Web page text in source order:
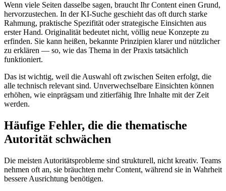
Wenn viele Seiten dasselbe sagen, braucht Ihr Content einen Grund,
hervorzustechen. In der KI-Suche geschieht das oft durch starke
Rahmung, praktische Spezifität oder strategische Einsichten aus
erster Hand. Originalität bedeutet nicht, völlig neue Konzepte zu
erfinden. Sie kann heißen, bekannte Prinzipien klarer und nützlicher
zu erklären — so, wie das Thema in der Praxis tatsächlich
funktioniert.
Das ist wichtig, weil die Auswahl oft zwischen Seiten erfolgt, die
alle technisch relevant sind. Unverwechselbare Einsichten können
erhöhen, wie einprägsam und zitierfähig Ihre Inhalte mit der Zeit
werden.
Häufige Fehler, die die thematische
Autorität schwächen
Die meisten Autoritätsprobleme sind strukturell, nicht kreativ. Teams
nehmen oft an, sie bräuchten mehr Content, während sie in Wahrheit
bessere Ausrichtung benötigen.